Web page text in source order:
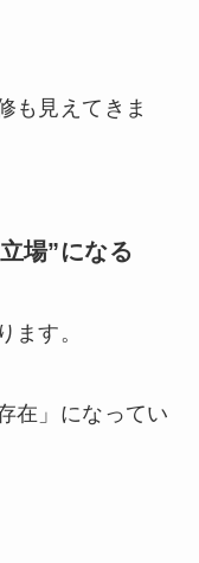
も見えてきま
場”になる
ます。
在」になってい